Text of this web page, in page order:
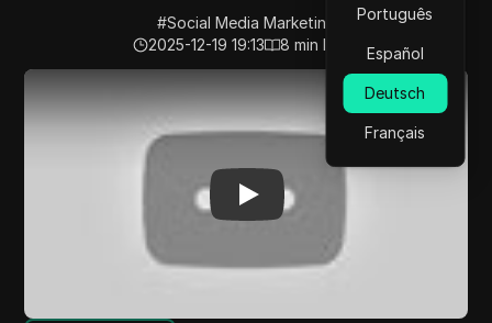
Português
Español
Deutsch
Français
#Social Media Marketing
2025-12-19 19:13
8 min lesen
Play Video:Wie man überprüft, ob man auf TikTok